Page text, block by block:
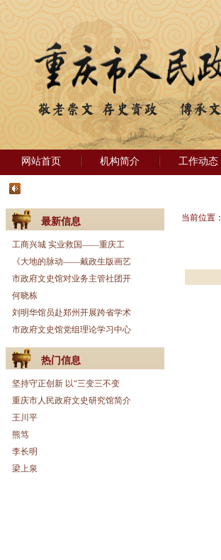
网站首页 机构简介 工作动态
最新信息
工商兴城 实业救国——重庆工
《大地的脉动——戴政生版画艺
市政府文史馆对业务主管社团开
何晓栋
刘明华馆员赴郑州开展跨省学术
市政府文史馆党组理论学习中心
热门信息
坚持守正创新 以“三变三不变
重庆市人民政府文史研究馆简介
王川平
熊笃
李长明
梁上泉
当前位置：